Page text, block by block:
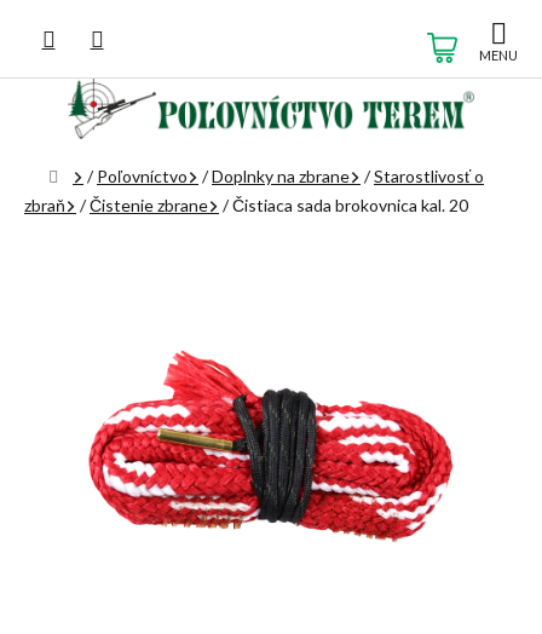
obsah
KOŠÍK
Domov
/ Poľovníctvo /Doplnky na zbrane /Starostlivosť o
zbraň
/Čistenie zbrane /Čistiaca sada brokovnica kal. 20